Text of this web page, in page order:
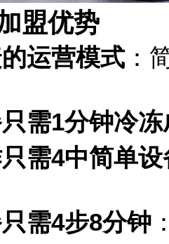
盟优势
运营模式 ：
需1分钟冷冻
需4中简单设
需4步8分钟